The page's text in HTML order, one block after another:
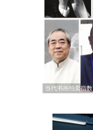
当代书画拍卖指数